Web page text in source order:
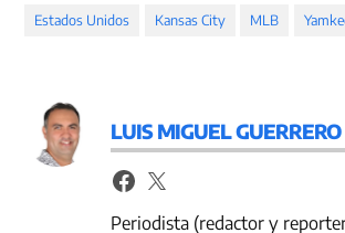
Estados Unidos Kansas City MLB
LUIS MIGUEL GUERRERO
Periodista (redactor y